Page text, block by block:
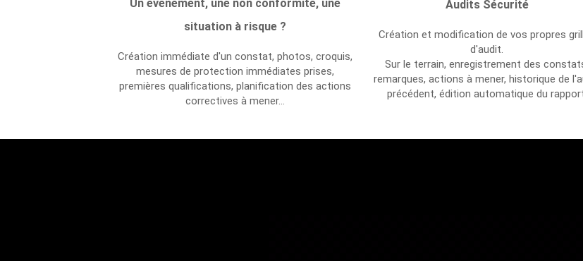
Un événement, une non conformité, une
situation à risque ?
Création immédiate d'un constat, photos, croquis,
mesures de protection immédiates prises,
premières qualifications, planification des actions
correctives à mener...
Audits Sécurité
Création et modification de vos propres
d'audit.
Sur le terrain, enregistrement des
remarques, actions à mener, historique de
précédent, édition automatique du